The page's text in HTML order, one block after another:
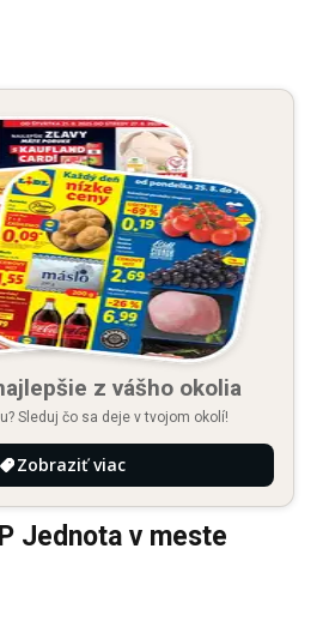
z vášho okolia
Sleduj čo sa deje v tvojom okolí!
Zobraziť viac
Jednota v meste